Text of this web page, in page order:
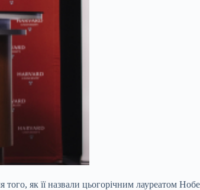
як її назвали цьогорічним лауреатом